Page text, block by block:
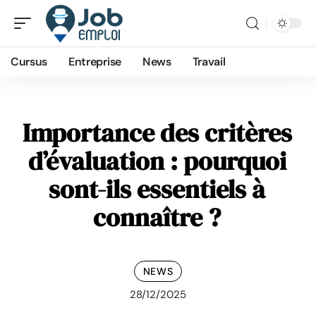
Cursus Entreprise News Travail
Importance des critères
d’évaluation : pourquoi
sont-ils essentiels à
connaître ?
NEWS
28/12/2025